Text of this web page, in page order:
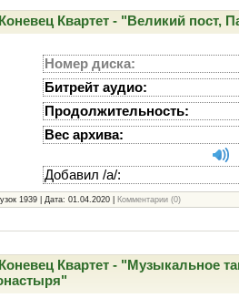
Коневец Квартет - "Великий пост,
Номер диска:
Битрейт аудио:
Продолжительность:
Вес архива:
Добавил /а/:
1939 | Дата:01.04.2020 Комментарии (0)
Коневец Квартет - "Музыкальное